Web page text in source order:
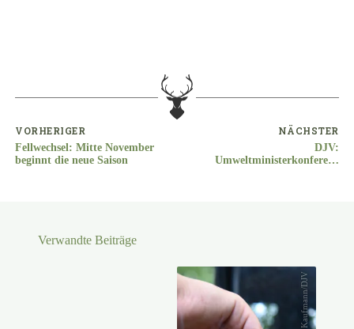
VORHERIGER
Fellwechsel: Mitte November
beginnt die neue Saison
NÄCHSTER
DJV:
Umweltministerkonferenz
Verwandte Beiträge
Kaufmann/DJV